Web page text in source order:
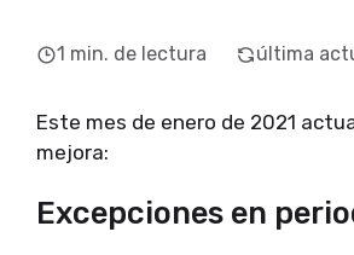
1 min. de lectura última
Este mes de enero de 2021
mejora:
Excepciones en